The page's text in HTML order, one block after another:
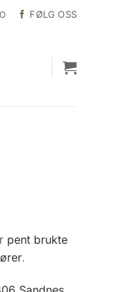
FØLG OSS
pent brukte
.